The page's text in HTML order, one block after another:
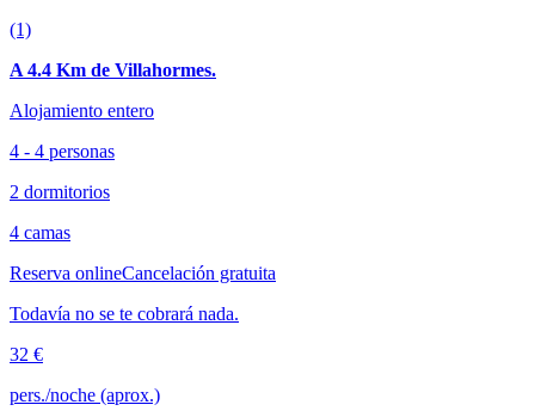
(1)
A 4.4 Km de Villahormes.
Alojamiento entero
4 - 4 personas
2 dormitorios
4 camas
Reserva onlineCancelación gratuita
Todavía no se te cobrará nada.
32 €
pers./noche (aprox.)